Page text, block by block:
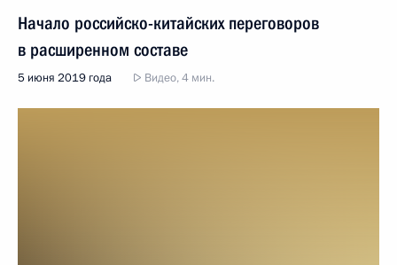
Начало российско-китайских переговоров
в расширенном составе
5 июня 2019 года Видео, 4 мин.